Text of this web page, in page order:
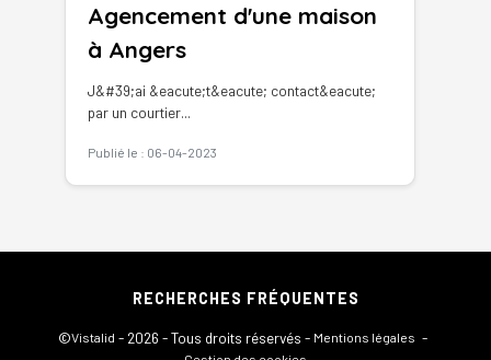
Agencement d'une maison
à Angers
J&#39;ai &eacute;t&eacute; contact&eacute;
par un courtier...
Publié le : 06-04-2023
RECHERCHES FRÉQUENTES
©Vistalid - 2026 - Tous droits réservés - Mentions légales -